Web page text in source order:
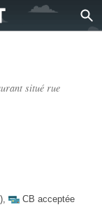
situé rue
, CB acceptée